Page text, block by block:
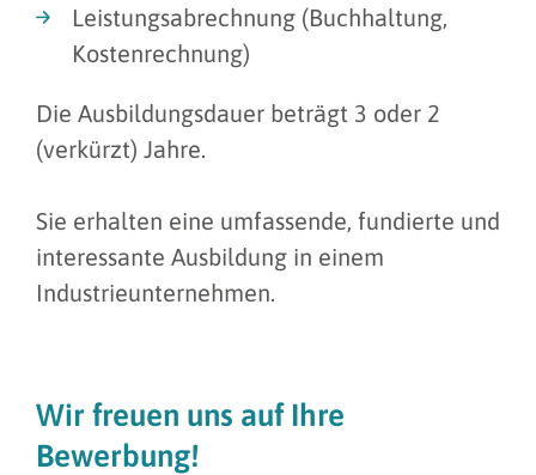
Leistungsabrechnung (Buchhaltung,
Kostenrechnung)
Die Ausbildungsdauer beträgt 3 oder 2
(verkürzt) Jahre.
Sie erhalten eine umfassende, fundierte und
interessante Ausbildung in einem
Industrieunternehmen.
Wir freuen uns auf Ihre
Bewerbung!